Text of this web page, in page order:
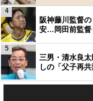
阪神藤川監督
安…岡田前監督
4
三男・清水良
しの「父子再
5